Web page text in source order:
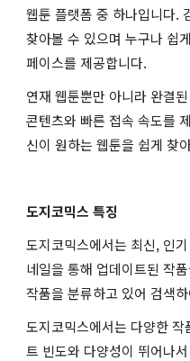
웹툰 플랫폼 중 하나입니다.
찾아볼 수 있으며 누구나 쉽
페이스를 제공합니다.
연재 웹툰뿐만 아니라 완결
콘텐츠와 빠른 접속 속도를
신이 원하는 웹툰을 쉽게 찾
도지코믹스 특징
도지코믹스에서는 최신, 인
네일을 통해 업데이트된 작
작품을 분류하고 있어 검색
도지코믹스에서는 다양한
트 빈도와 다양성이 뛰어나